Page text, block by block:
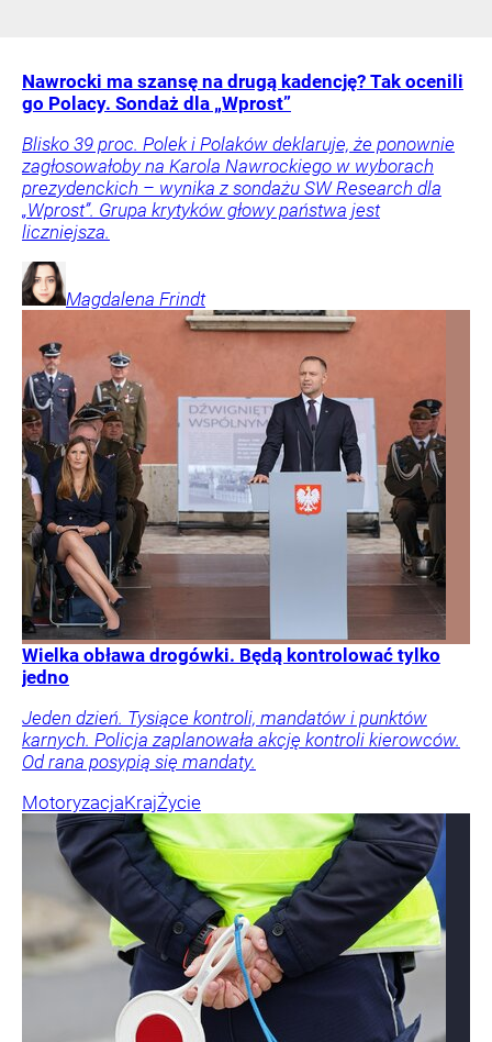
Nawrocki ma szansę na drugą kadencję? Tak ocenili
go Polacy. Sondaż dla „Wprost”
Blisko 39 proc. Polek i Polaków deklaruje, że ponownie
zagłosowałoby na Karola Nawrockiego w wyborach
prezydenckich – wynika z sondażu SW Research dla
„Wprost”. Grupa krytyków głowy państwa jest
liczniejsza.
Magdalena Frindt
Wielka obława drogówki. Będą kontrolować tylko
jedno
Jeden dzień. Tysiące kontroli, mandatów i punktów
karnych. Policja zaplanowała akcję kontroli kierowców.
Od rana posypią się mandaty.
MotoryzacjaKrajŻycie